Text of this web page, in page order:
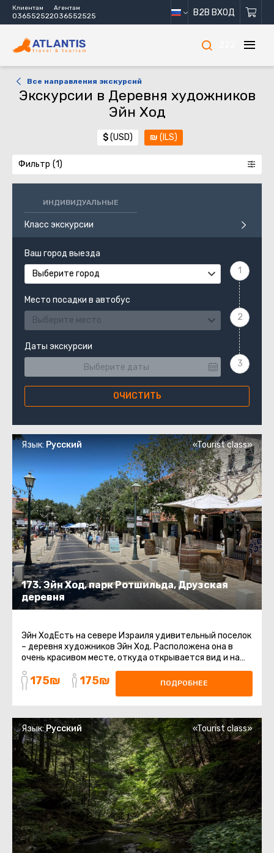
Клиентам
036552522
Агентам
036552525 B2B ВХОД
Все направления экскурсий
Экскурсии в Деревня художников
Эйн Ход
$(USD) ₪ (ILS)
Фильтр
ИНДИВИДУАЛЬНЫЕ
Класс экскурсии
Ваш город выезда
Выберите город
Место посадки в автобус
Выберите место
Даты экскурсии
ОЧИСТИТЬ
173. Эйн Ход, парк Ротшильда, Друзская
деревня
Язык:Русский «Tourist class»
Эйн ХодЕсть на севере Израиля удивительный поселок
– деревня художников Эйн Ход. Расположена она в
очень красивом месте, откуда открывается вид и на
море, и на роскошные ...
175₪ 175₪ ПОДРОБНЕЕ
Язык:Русский «Tourist class»